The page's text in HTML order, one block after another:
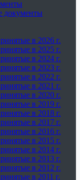
документы
в 2026 г.
в 2025 г.
в 2024 г.
в 2023 г.
в 2022 г.
в 2021 г.
в 2020 г.
в 2019 г.
в 2018 г.
в 2017 г.
в 2016 г.
в 2015 г.
в 2014 г.
в 2013 г.
в 2012 г.
в 2011 г.